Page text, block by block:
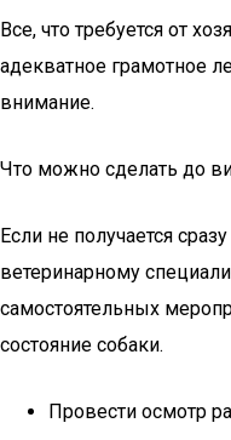
Все, что требуется от
адекватное грамотное
внимание.
Что можно сделать до
Если не получается
ветеринарному
самостоятельных
состояние собаки.
Провести осмотр